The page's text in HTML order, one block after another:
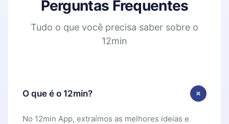
Perguntas Frequentes
Tudo o que você precisa saber sobre o
12min
O que é o 12min?
No 12min App, extraímos as melhores ideias e